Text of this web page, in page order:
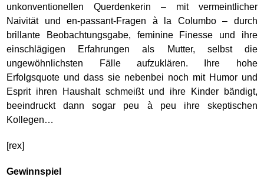
unkonventionellen Querdenkerin – mit vermeintlicher
Naivität und en-passant-Fragen à la Columbo – durch
brillante Beobachtungsgabe, feminine Finesse und ihre
einschlägigen Erfahrungen als Mutter, selbst die
ungewöhnlichsten Fälle aufzuklären. Ihre hohe
Erfolgsquote und dass sie nebenbei noch mit Humor und
Esprit ihren Haushalt schmeißt und ihre Kinder bändigt,
beeindruckt dann sogar peu à peu ihre skeptischen
Kollegen…
[rex]
Gewinnspiel